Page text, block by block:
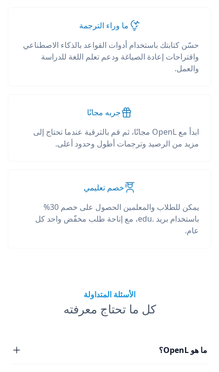
ما وراء الترجمة
حسّن كتابتك باستخدام أدوات القواعد بالذكاء الاصطناعي
واقتراحات إعادة الصياغة ودعم تعلم اللغة للدراسة
والعمل.
جربه مجانًا
ابدأ مع OpenL مجانًا، ثم قم بالترقية عندما تحتاج إلى
مزيد من الرصيد وترجمات أطول وحدود أعلى.
خصم تعليمي
يمكن للطلاب والمعلمين الحصول على خصم 30%
باستخدام بريد .edu، مع إتاحة طلب مخفّض واحد كل
عام.
الأسئلة المتداولة
كل ما تحتاج معرفته
ما هو OpenL؟